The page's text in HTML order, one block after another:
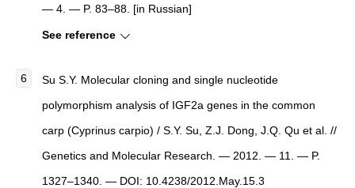
— 4. — P. 83–88. [in Russian]
See reference
Su S.Y. Molecular cloning and single nucleotide
polymorphism analysis of IGF2a genes in the common
carp (Cyprinus carpio) / S.Y. Su, Z.J. Dong, J.Q. Qu et al. //
Genetics and Molecular Research. — 2012. — 11. — P.
1327–1340. — DOI: 10.4238/2012.May.15.3